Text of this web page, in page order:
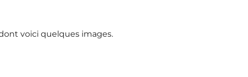
voici quelques images.